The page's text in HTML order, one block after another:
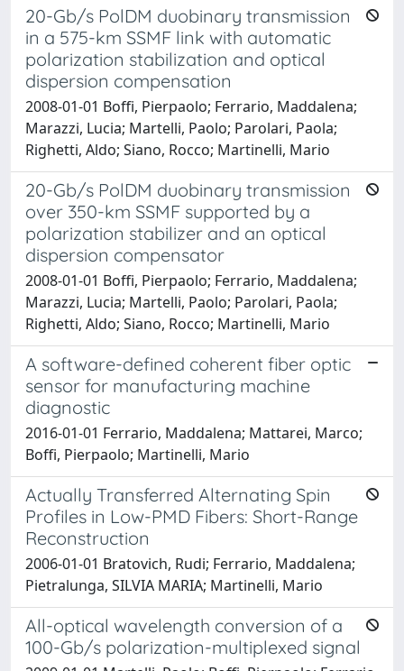
20-Gb/s PolDM duobinary transmission
in a 575-km SSMF link with automatic
polarization stabilization and optical
dispersion compensation
2008-01-01 Boffi, Pierpaolo; Ferrario, Maddalena;
Marazzi, Lucia; Martelli, Paolo; Parolari, Paola;
Righetti, Aldo; Siano, Rocco; Martinelli, Mario
20-Gb/s PolDM duobinary transmission
over 350-km SSMF supported by a
polarization stabilizer and an optical
dispersion compensator
2008-01-01 Boffi, Pierpaolo; Ferrario, Maddalena;
Marazzi, Lucia; Martelli, Paolo; Parolari, Paola;
Righetti, Aldo; Siano, Rocco; Martinelli, Mario
A software-defined coherent fiber optic
sensor for manufacturing machine
diagnostic
2016-01-01 Ferrario, Maddalena; Mattarei, Marco;
Boffi, Pierpaolo; Martinelli, Mario
Actually Transferred Alternating Spin
Profiles in Low-PMD Fibers: Short-Range
Reconstruction
2006-01-01 Bratovich, Rudi; Ferrario, Maddalena;
Pietralunga, SILVIA MARIA; Martinelli, Mario
All-optical wavelength conversion of a
100-Gb/s polarization-multiplexed signal